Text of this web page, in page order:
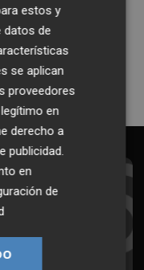
correo
en tu email
estos y
datos de
se aplican
proveedores
en
derecho a
publicidad.
en
de